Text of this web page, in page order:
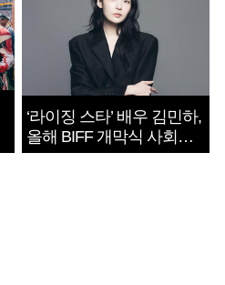
‘라이징 스타’ 배우 김민하,
올해 BIFF 개막식 사회자
확정